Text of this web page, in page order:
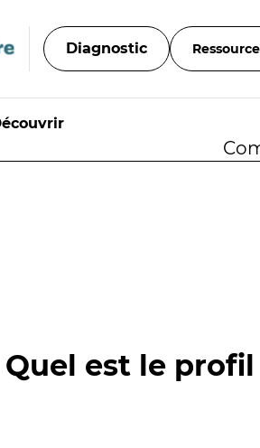
Diagnostic
Quel est le